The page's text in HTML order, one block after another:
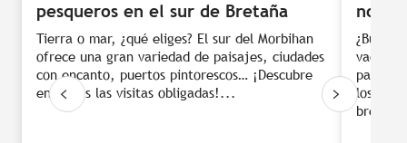
pesqueros en el sur de Bretaña
Tierra o mar, ¿qué eliges? El sur del Morbihan
ofrece una gran variedad de paisajes, ciudades
con encanto, puertos pintorescos… ¡Descubre
en 6 días las visitas obligadas!...
norte
pasos